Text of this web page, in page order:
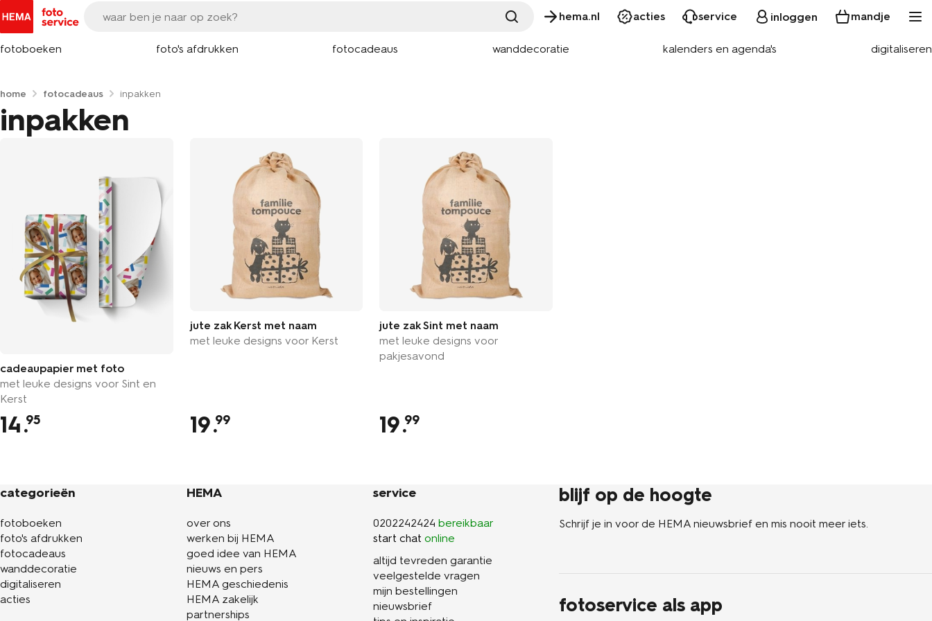
hema.nl acties service inloggen mandje
fotoboeken foto's afdrukken fotocadeaus wanddecoratie kalenders en agenda's digitaliseren
home fotocadeaus inpakken
inpakken
cadeaupapier met foto
met leuke designs voor Sint en
Kerst
14.95
jute zak Kerst met naam
met leuke designs voor Kerst
19.99
jute zak Sint met naam
met leuke designs voor
pakjesavond
19.99
categorieën
fotoboeken
foto's afdrukken
fotocadeaus
wanddecoratie
digitaliseren
acties
HEMA
over ons
werken bij HEMA
goed idee van HEMA
nieuws en pers
HEMA geschiedenis
HEMA zakelijk
partnerships
service
0202242424 bereikbaar
start chat online
altijd tevreden garantie
veelgestelde vragen
mijn bestellingen
nieuwsbrief
blijf op de hoogte
Schrijf je in voor de HEMA nieuwsbrief en mis nooit meer iets.
fotoservice als app